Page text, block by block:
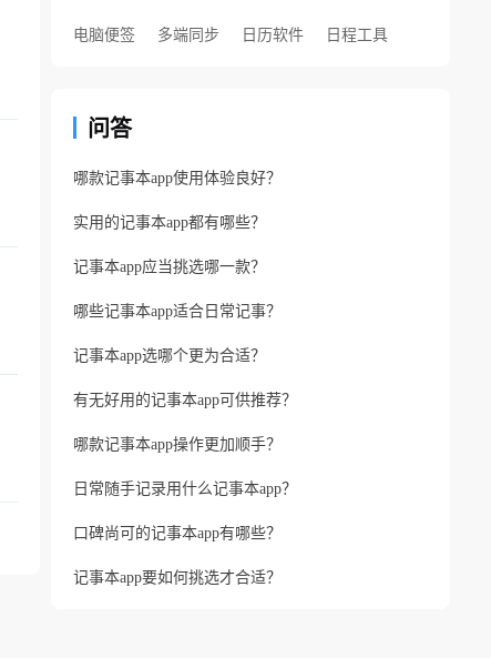
电脑便签 多端同步 日历软件 日程工具
问答
哪款记事本app使用体验良好？
实用的记事本app都有哪些？
记事本app应当挑选哪一款？
哪些记事本app适合日常记事？
记事本app选哪个更为合适？
有无好用的记事本app可供推荐？
哪款记事本app操作更加顺手？
日常随手记录用什么记事本app？
口碑尚可的记事本app有哪些？
记事本app要如何挑选才合适？